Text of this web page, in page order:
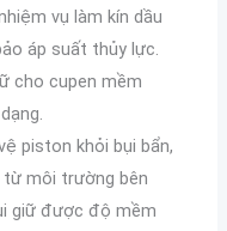
vụ làm kín dầu
áp suất thủy lực.
cho cupen mềm
piston khỏi bụi bẩn,
từ môi trường bên
giữ được độ mềm